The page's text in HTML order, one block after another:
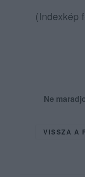
(Indexkép
Ne
VISSZA A